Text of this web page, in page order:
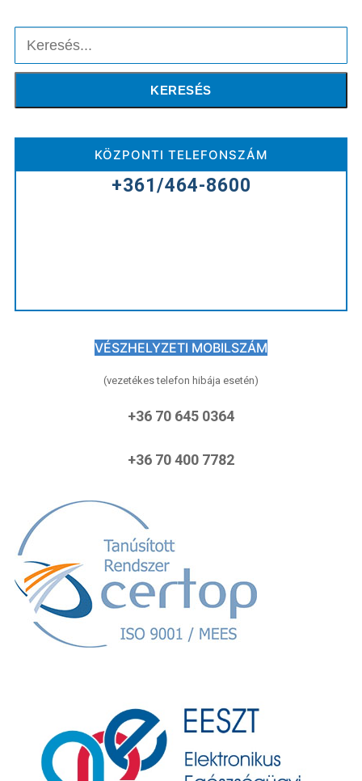
Keresés
KERESÉS
KÖZPONTI TELEFONSZÁM
+361/464-8600
VÉSZHELYZETI MOBILSZÁM
(vezetékes telefon hibája esetén)
+36 70 645 0364
+36 70 400 7782